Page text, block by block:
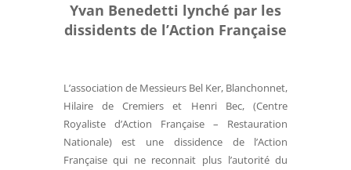
Yvan Benedetti lynché par les
dissidents de l’Action Française
L’association de Messieurs Bel Ker, Blanchonnet,
Hilaire de Cremiers et Henri Bec, (Centre
Royaliste d’Action Française – Restauration
Nationale) est une dissidence de l’Action
Française qui ne reconnait plus l’autorité du